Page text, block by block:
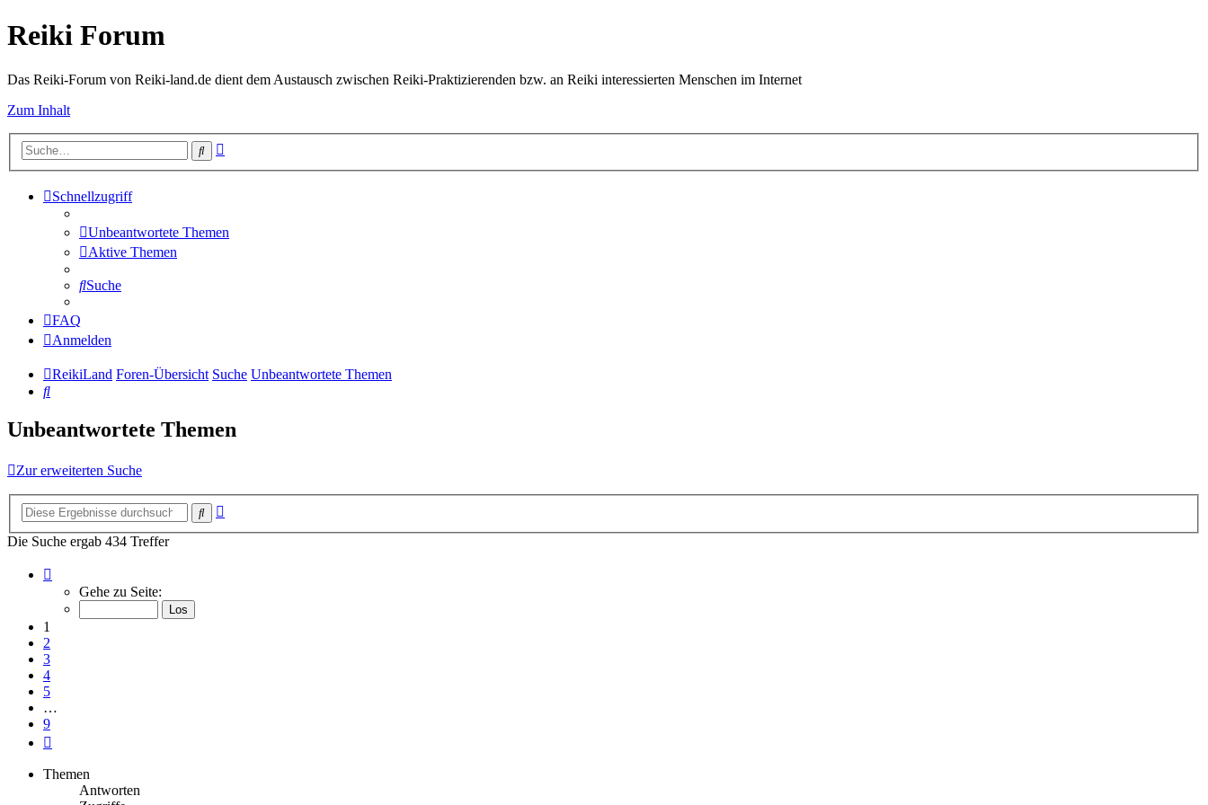
Reiki Forum
Das Reiki-Forum von Reiki-land.de dient dem Austausch zwischen Reiki-Praktizierenden bzw. an Reiki interessierten Menschen im Internet
Zum Inhalt
Suche
Schnellzugriff
Unbeantwortete Themen
Aktive Themen
Suche
FAQ
Anmelden
ReikiLand Foren-Übersicht Suche Unbeantwortete Themen
Suche
Unbeantwortete Themen
Zur erweiterten Suche
Suche
Die Suche ergab 434 Treffer
von
Gehe zu Seite:
1
2
3
4
5
…
9
Themen
Antworten